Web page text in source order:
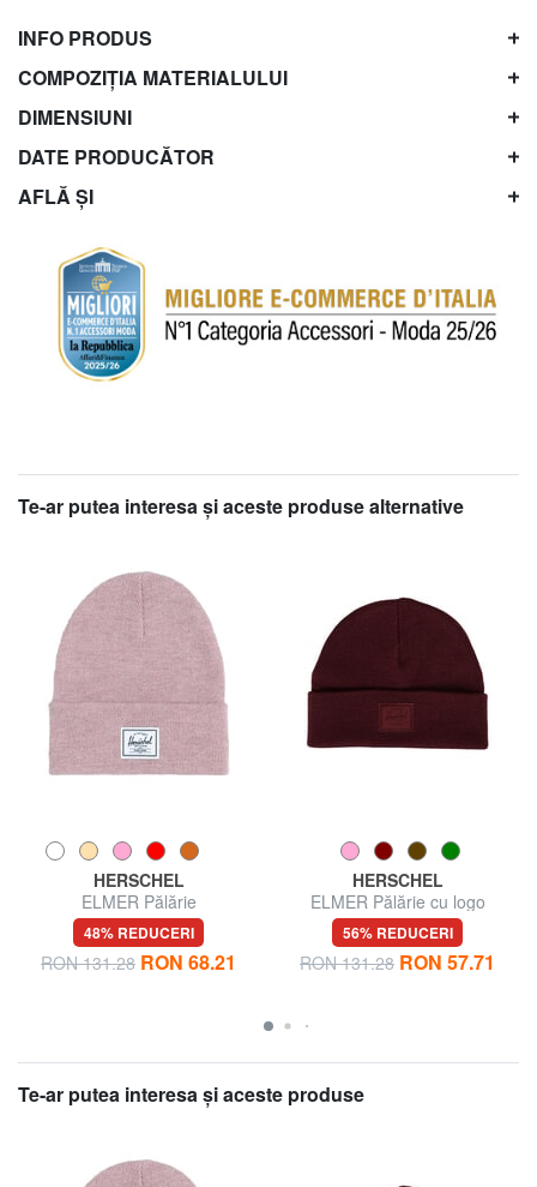
INFO PRODUS
COMPOZIȚIA MATERIALULUI
DIMENSIUNI
DATE PRODUCĂTOR
AFLĂ ȘI
Te-ar putea interesa şi aceste produse alternative
HERSCHEL
ELMER Pălărie
48% REDUCERI
RON 131.28 RON 68.21
HERSCHEL
ELMER Pălărie cu logo
56% REDUCERI
RON 131.28 RON 57.71
Te-ar putea interesa şi aceste produse